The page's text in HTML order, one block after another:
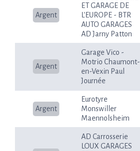
Argent
ET GARAGE DE
L'EUROPE - BTR
AUTO GARAGES
AD Jarny Patton
Argent
Garage Vico -
Motrio Chaumont-
en-Vexin Paul
Journée
Argent
Eurotyre
Monswiller
Maennolsheim
AD Carrosserie
LOUX GARAGES